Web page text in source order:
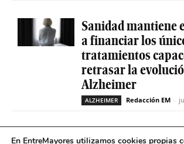
Sanidad mantiene
a financiar los
tratamientos
retrasar la
Alzheimer
ALZHEIMER Redacción EM -
La geriatría
En EntreMayores utilizamos cookies propias